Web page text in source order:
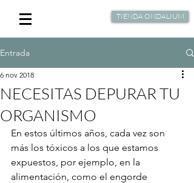
TIENDA ONDALIUM
Entrada
NECESITAS DEPURAR TU
ORGANISMO
6 nov 2018
En estos últimos años, cada vez son
más los tóxicos a los que estamos
expuestos, por ejemplo, en la
alimentación, como el engorde